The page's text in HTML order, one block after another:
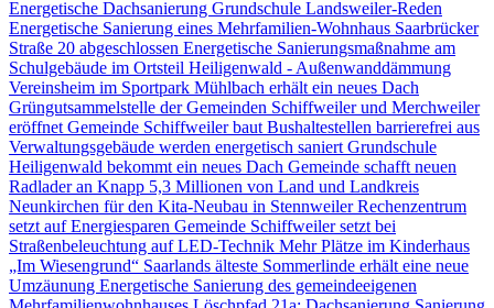
Energetische Dachsanierung Grundschule Landsweiler-Reden
Energetische Sanierung eines Mehrfamilien-Wohnhaus Saarbrücker
Straße 20 abgeschlossen Energetische Sanierungsmaßnahme am
Schulgebäude im Ortsteil Heiligenwald - Außenwanddämmung
Vereinsheim im Sportpark Mühlbach erhält ein neues Dach
Grüngutsammelstelle der Gemeinden Schiffweiler und Merchweiler
eröffnet Gemeinde Schiffweiler baut Bushaltestellen barrierefrei aus
Verwaltungsgebäude werden energetisch saniert Grundschule
Heiligenwald bekommt ein neues Dach Gemeinde schafft neuen
Radlader an Knapp 5,3 Millionen von Land und Landkreis
Neunkirchen für den Kita-Neubau in StennweilerRechenzentrum
setzt auf Energiesparen Gemeinde Schiffweiler setzt bei
Straßenbeleuchtung auf LED-Technik Mehr Plätze im Kinderhaus
„Im Wiesengrund“ Saarlands älteste Sommerlinde erhält eine neue
Umzäunung Energetische Sanierung des gemeindeeigenen